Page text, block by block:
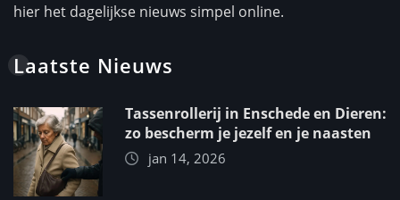
hier het dagelijkse nieuws simpel online.
Laatste Nieuws
Tassenrollerij in Enschede en Dieren:
zo bescherm je jezelf en je naasten
jan 14, 2026